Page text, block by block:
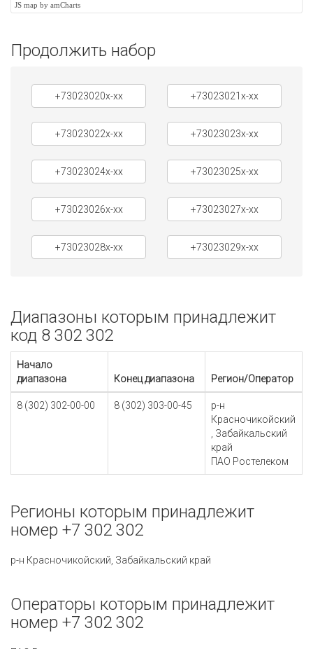
JS map by amCharts
Продолжить набор
+73023020x-xx +73023021x-xx
+73023022x-xx +73023023x-xx
+73023024x-xx +73023025x-xx
+73023026x-xx +73023027x-xx
+73023028x-xx +73023029x-xx
Диапазоны которым принадлежит
код 8 302 302
Начало
диапазона
Конец диапазона Регион/Оператор
8 (302) 302-00-00 8 (302) 303-00-45
р-н
Красночикойский
, Забайкальский
край
ПАО Ростелеком
Регионы которым принадлежит
номер +7 302 302
р-н Красночикойский, Забайкальский край
Операторы которым принадлежит
номер +7 302 302